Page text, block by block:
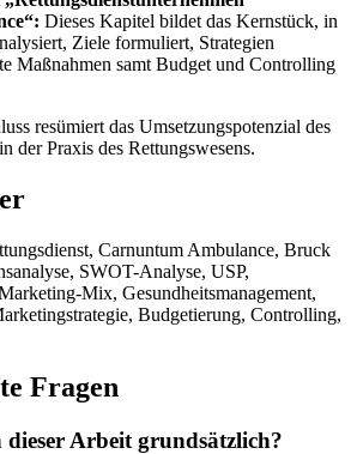
Dieses Kapitel bildet das Kernstück, in
Ziele formuliert, Strategien
Maßnahmen samt Budget und Controlling
resümiert das Umsetzungspotenzial des
der Praxis des Rettungswesens.
Carnuntum Ambulance, Bruck
SWOT-Analyse, USP,
Mix, Gesundheitsmanagement,
Budgetierung, Controlling,
Fragen
dieser Arbeit grundsätzlich?